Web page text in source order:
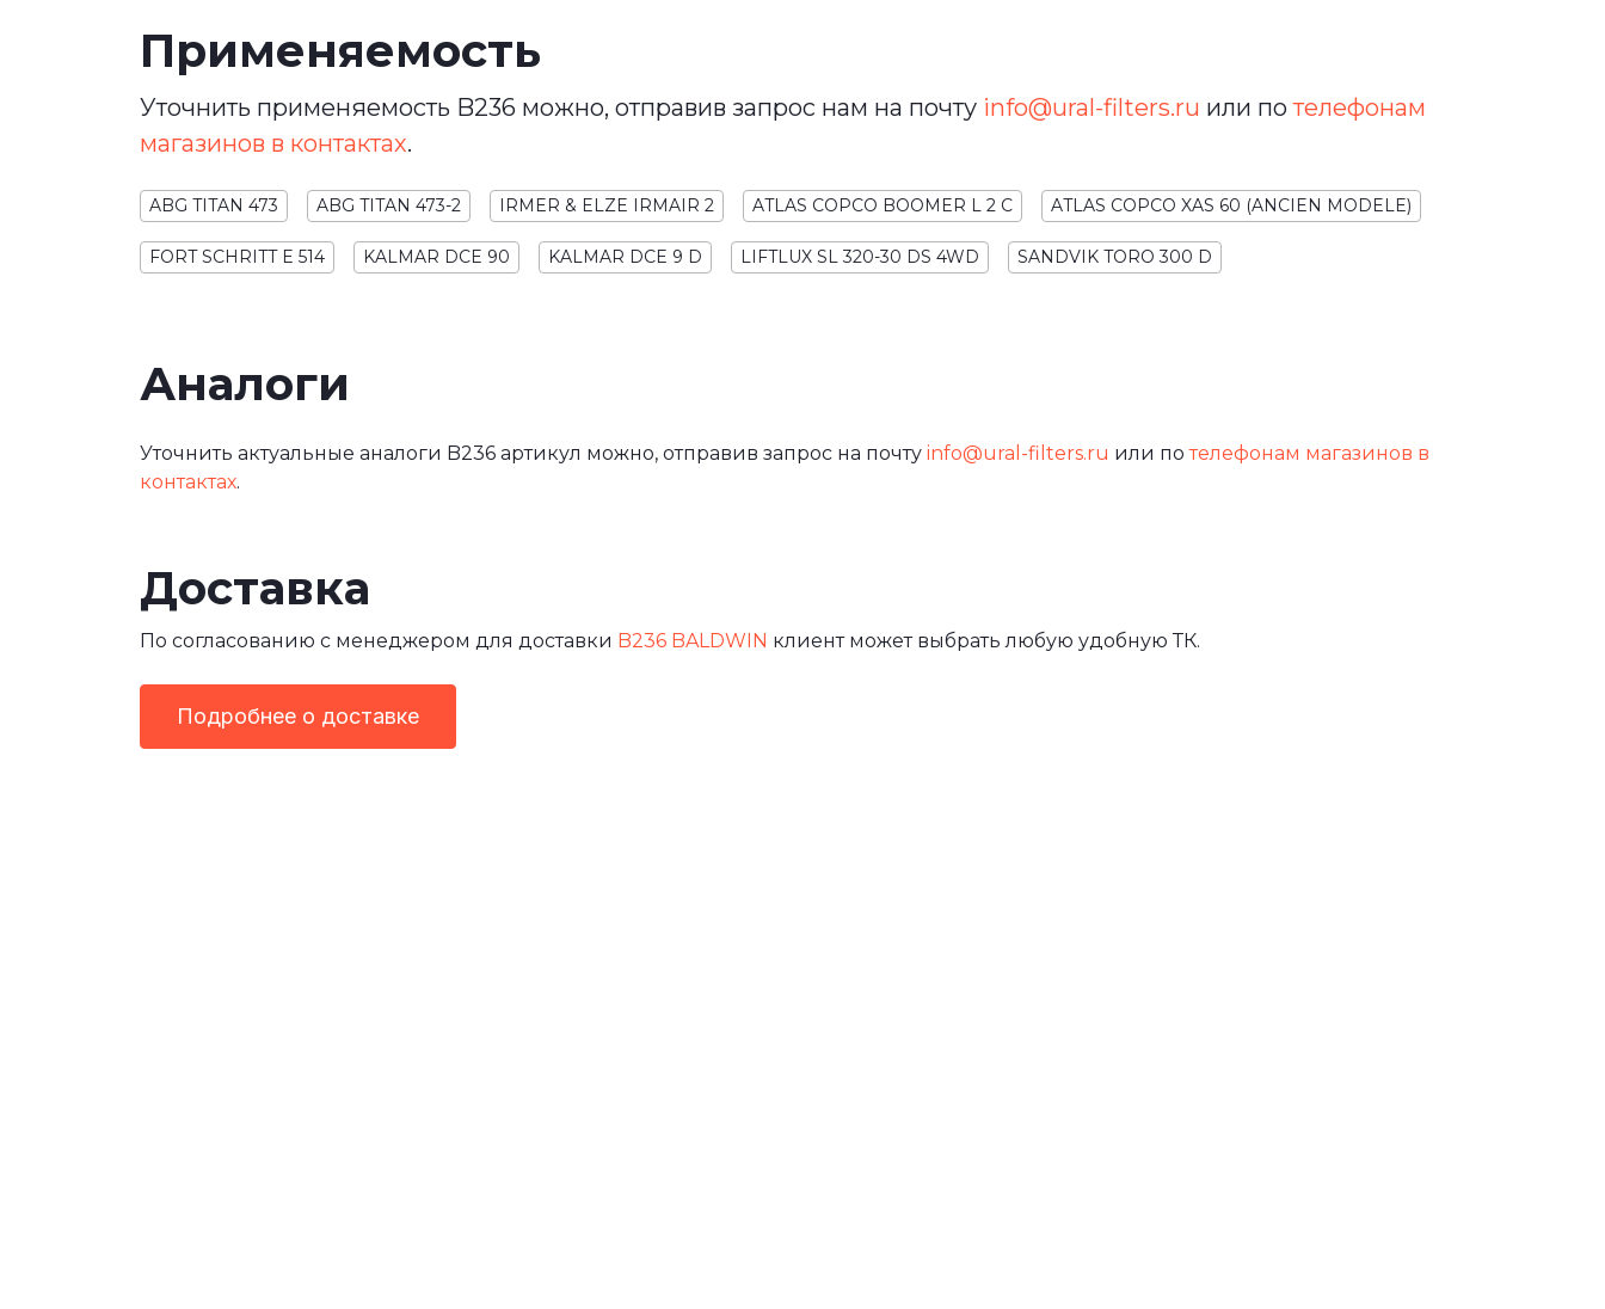
Применяемость
Уточнить применяемость B236 можно, отправив запрос нам на почту info@ural-filters.ru или потелефонам
магазинов в контактах.
ABG TITAN 473 ABG TITAN 473-2 IRMER & ELZE IRMAIR 2 ATLAS COPCO BOOMER L 2 C ATLAS COPCO XAS 60 (ANCIEN MODELE)
FORT SCHRITT E 514 KALMAR DCE 90 KALMAR DCE 9 D LIFTLUX SL 320-30 DS 4WD SANDVIK TORO 300 D
Аналоги
Уточнить актуальные аналоги B236 артикул можно, отправив запрос на почту info@ural-filters.ru или потелефонам магазинов в
контактах.
Доставка
По согласованию с менеджером для доставки B236 BALDWIN клиент может выбрать любую удобную ТК.
Подробнее о доставке